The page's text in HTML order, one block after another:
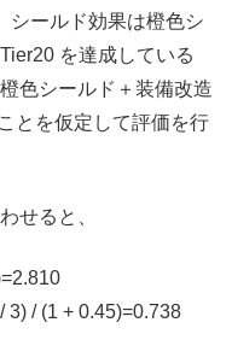
シールド効果は橙色シ
を達成している
色シールド＋装備改造
とを仮定して評価を行
せると、
3) / (1 + 0.45)=0.738